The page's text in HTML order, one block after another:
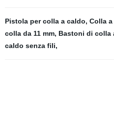
Pistola per colla a caldo, Colla
colla da 11 mm, Bastoni di colla
caldo senza fili,